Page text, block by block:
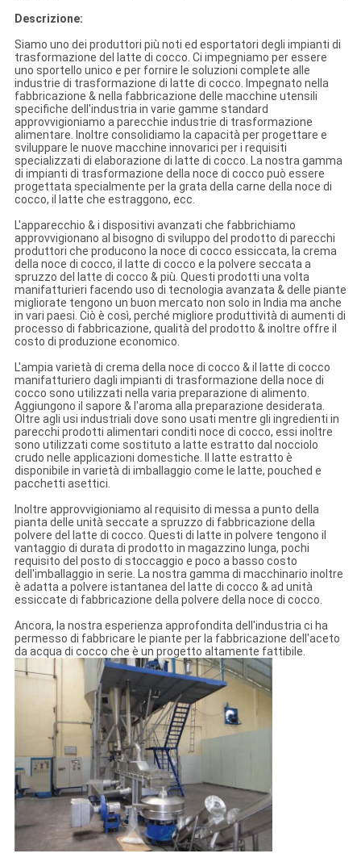
Descrizione:
Siamo uno dei produttori più noti ed esportatori degli impianti di
trasformazione del latte di cocco. Ci impegniamo per essere
uno sportello unico e per fornire le soluzioni complete alle
industrie di trasformazione di latte di cocco. Impegnato nella
fabbricazione & nella fabbricazione delle macchine utensili
specifiche dell'industria in varie gamme standard
approvvigioniamo a parecchie industrie di trasformazione
alimentare. Inoltre consolidiamo la capacità per progettare e
sviluppare le nuove macchine innovarici per i requisiti
specializzati di elaborazione di latte di cocco. La nostra gamma
di impianti di trasformazione della noce di cocco può essere
progettata specialmente per la grata della carne della noce di
cocco, il latte che estraggono, ecc.
L'apparecchio & i dispositivi avanzati che fabbrichiamo
approvvigionano al bisogno di sviluppo del prodotto di parecchi
produttori che producono la noce di cocco essiccata, la crema
della noce di cocco, il latte di cocco e la polvere seccata a
spruzzo del latte di cocco & più. Questi prodotti una volta
manifatturieri facendo uso di tecnologia avanzata & delle piante
migliorate tengono un buon mercato non solo in India ma anche
in vari paesi. Ciò è così, perché migliore produttività di aumenti di
processo di fabbricazione, qualità del prodotto & inoltre offre il
costo di produzione economico.
L'ampia varietà di crema della noce di cocco & il latte di cocco
manifatturiero dagli impianti di trasformazione della noce di
cocco sono utilizzati nella varia preparazione di alimento.
Aggiungono il sapore & l'aroma alla preparazione desiderata.
Oltre agli usi industriali dove sono usati mentre gli ingredienti in
parecchi prodotti alimentari conditi noce di cocco, essi inoltre
sono utilizzati come sostituto a latte estratto dal nocciolo
crudo nelle applicazioni domestiche. Il latte estratto è
disponibile in varietà di imballaggio come le latte, pouched e
pacchetti asettici.
Inoltre approvvigioniamo al requisito di messa a punto della
pianta delle unità seccate a spruzzo di fabbricazione della
polvere del latte di cocco. Questi di latte in polvere tengono il
vantaggio di durata di prodotto in magazzino lunga, pochi
requisito del posto di stoccaggio e poco a basso costo
dell'imballaggio in serie. La nostra gamma di macchinario inoltre
è adatta a polvere istantanea del latte di cocco & ad unità
essiccate di fabbricazione della polvere della noce di cocco.
Ancora, la nostra esperienza approfondita dell'industria ci ha
permesso di fabbricare le piante per la fabbricazione dell'aceto
da acqua di cocco che è un progetto altamente fattibile.